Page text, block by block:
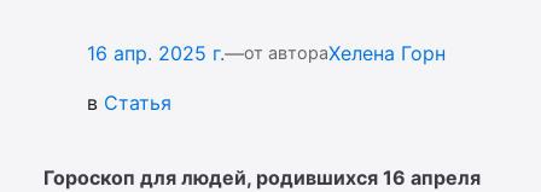
16 апр. 2025 г.—от автораХелена Горн
в Статья
Гороскоп для людей, родившихся 16 апреля